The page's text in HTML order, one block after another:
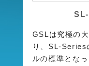
GSLは究極の
り、SL-Series
ルの標準とな